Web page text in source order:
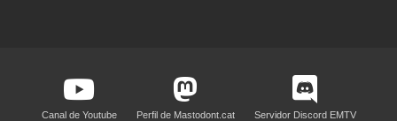
Canal de Youtube Perfil de Mastodont.cat Servidor Discord EMTV